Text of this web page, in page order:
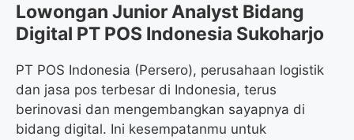
Lowongan Junior Analyst Bidang
Digital PT POS Indonesia Sukoharjo
PT POS Indonesia (Persero), perusahaan logistik
dan jasa pos terbesar di Indonesia, terus
berinovasi dan mengembangkan sayapnya di
bidang digital. Ini kesempatanmu untuk